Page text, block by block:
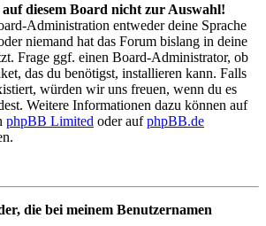
diesem Board nicht zur Auswahl!
Administration entweder deine Sprache
niemand hat das Forum bislang in deine
Frage ggf. einen Board-Administrator, ob
das du benötigst, installieren kann. Falls
würden wir uns freuen, wenn du es
Weitere Informationen dazu können auf
phpBB Limited oder aufphpBB.de
die bei meinem Benutzernamen